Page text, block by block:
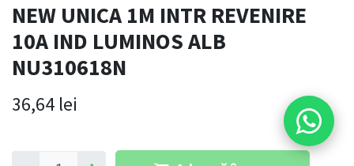
NEW UNICA 1M INTR REVENIRE
10A IND LUMINOS ALB
NU310618N
36,64 lei